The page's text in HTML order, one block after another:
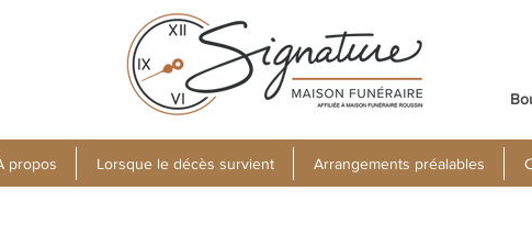
propos Lorsque le décès survient Arrangements préalables